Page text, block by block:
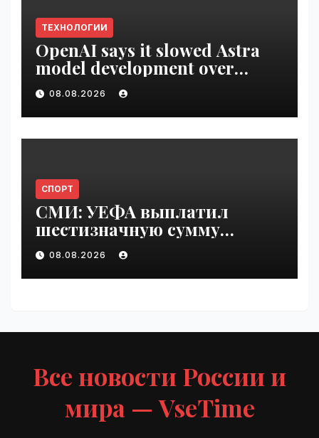
ТЕХНОЛОГИИ
OpenAI says it slowed Astra
model development over
security concerns | VseTime.ru
08.08.2026
СПОРТ
СМИ: УЕФА выплатил
шестизначную сумму
любовнице Инфантино |
VseTime.ru
08.08.2026
Все новости России и
мира — VseTime